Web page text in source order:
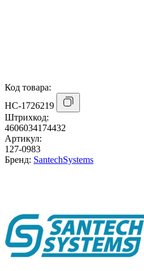
Код товара:
НС-1726219
Штрихкод:
4606034174432
Артикул:
127-0983
Бренд: SantechSystems